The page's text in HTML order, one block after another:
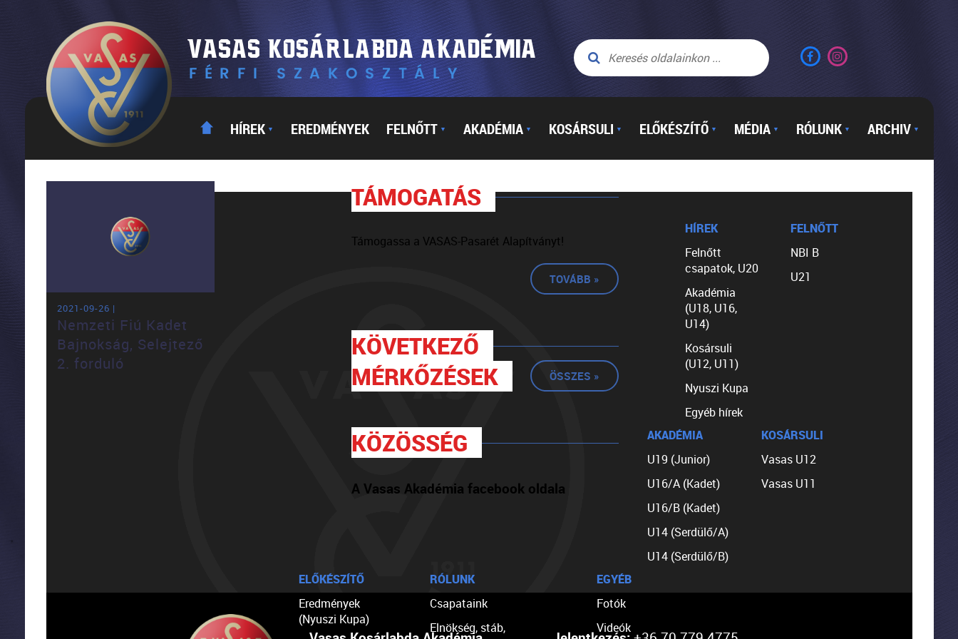
HÍREK ▼ EREDMÉNYEK FELNŐTT ▼ AKADÉMIA ▼ KOSÁRSULI ▼ ELŐKÉSZÍTŐ ▼ MÉDIA ▼ RÓLUNK ▼ ARCHIV ▼
2021-09-26 |
Nemzeti Fiú Kadet
Bajnokság, Selejtező
2. forduló
TÁMOGATÁS
Támogassa a VASAS-Pasarét Alapítványt!
TOVÁBB »
KÖVETKEZŐ
MÉRKŐZÉSEK
ÖSSZES »
KÖZÖSSÉG
A Vasas Akadémia facebook oldala
HÍREK
Felnőtt
csapatok, U20
Akadémia
(U18, U16,
U14)
Kosársuli
(U12, U11)
Nyuszi Kupa
Egyéb hírek
FELNŐTT
NBI B
U21
AKADÉMIA
U19 (Junior)
U16/A (Kadet)
U16/B (Kadet)
U14 (Serdülő/A)
U14 (Serdülő/B)
KOSÁRSULI
Vasas U12
Vasas U11
ELŐKÉSZÍTŐ
Eredmények
(Nyuszi Kupa)
RÓLUNK
Csapataink
Elnökség, stáb,
EGYÉB
Fotók
Videók